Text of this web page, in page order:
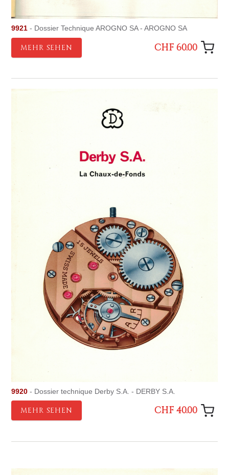
9921 - Dossier Technique AROGNO SA - AROGNO SA
MEHR SEHEN CHF 60.00
9920 - Dossier technique Derby S.A. - DERBY S.A.
MEHR SEHEN CHF 40.00